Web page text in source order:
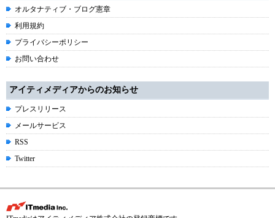
オルタナティブ・ブログ憲章
利用規約
プライバシーポリシー
お問い合わせ
アイティメディアからのお知らせ
プレスリリース
メールサービス
RSS
Twitter